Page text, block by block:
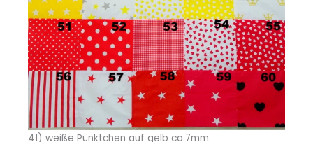
41) weiße Pünktchen auf gelb ca.7mm